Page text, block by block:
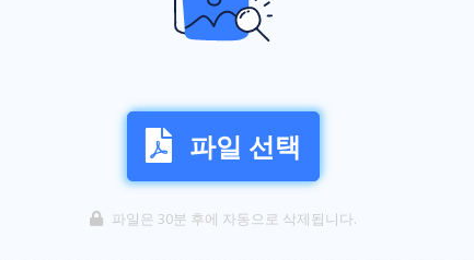
파일 선택
파일은 30분 후에 자동으로 삭제됩니다.